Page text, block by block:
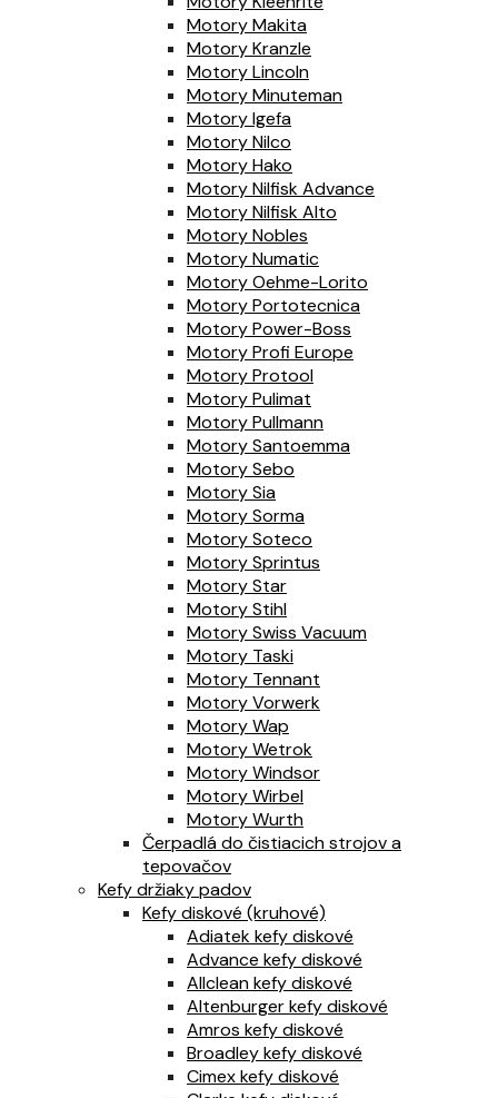
Motory Makita
Motory Kranzle
Motory Lincoln
Motory Minuteman
Motory Igefa
Motory Nilco
Motory Hako
Motory Nilfisk Advance
Motory Nilfisk Alto
Motory Nobles
Motory Numatic
Motory Oehme-Lorito
Motory Portotecnica
Motory Power-Boss
Motory Profi Europe
Motory Protool
Motory Pulimat
Motory Pullmann
Motory Santoemma
Motory Sebo
Motory Sia
Motory Sorma
Motory Soteco
Motory Sprintus
Motory Star
Motory Stihl
Motory Swiss Vacuum
Motory Taski
Motory Tennant
Motory Vorwerk
Motory Wap
Motory Wetrok
Motory Windsor
Motory Wirbel
Motory Wurth
Čerpadlá do čistiacich strojov a
tepovačov
Kefy držiaky padov
Kefy diskové (kruhové)
Adiatek kefy diskové
Advance kefy diskové
Allclean kefy diskové
Altenburger kefy diskové
Amros kefy diskové
Broadley kefy diskové
Cimex kefy diskové